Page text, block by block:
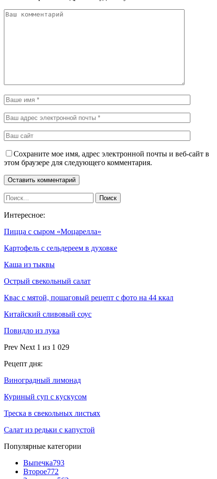
Сохраните мое имя, адрес электронной почты и веб-сайт в
этом браузере для следующего комментария.
Интересное:
Пицца с сыром «Моцарелла»
Картофель с сельдереем в духовке
Каша из тыквы
Острый свекольный салат
Квас с мятой, пошаговый рецепт с фото на 44 ккал
Китайский сливовый соус
Повидло из лука
Prev Next 1 из 1 029
Рецепт дня:
Виноградный лимонад
Куриный суп с кускусом
Треска в свекольных листьях
Салат из редьки с капустой
Популярные категории
Выпечка793
Второе772